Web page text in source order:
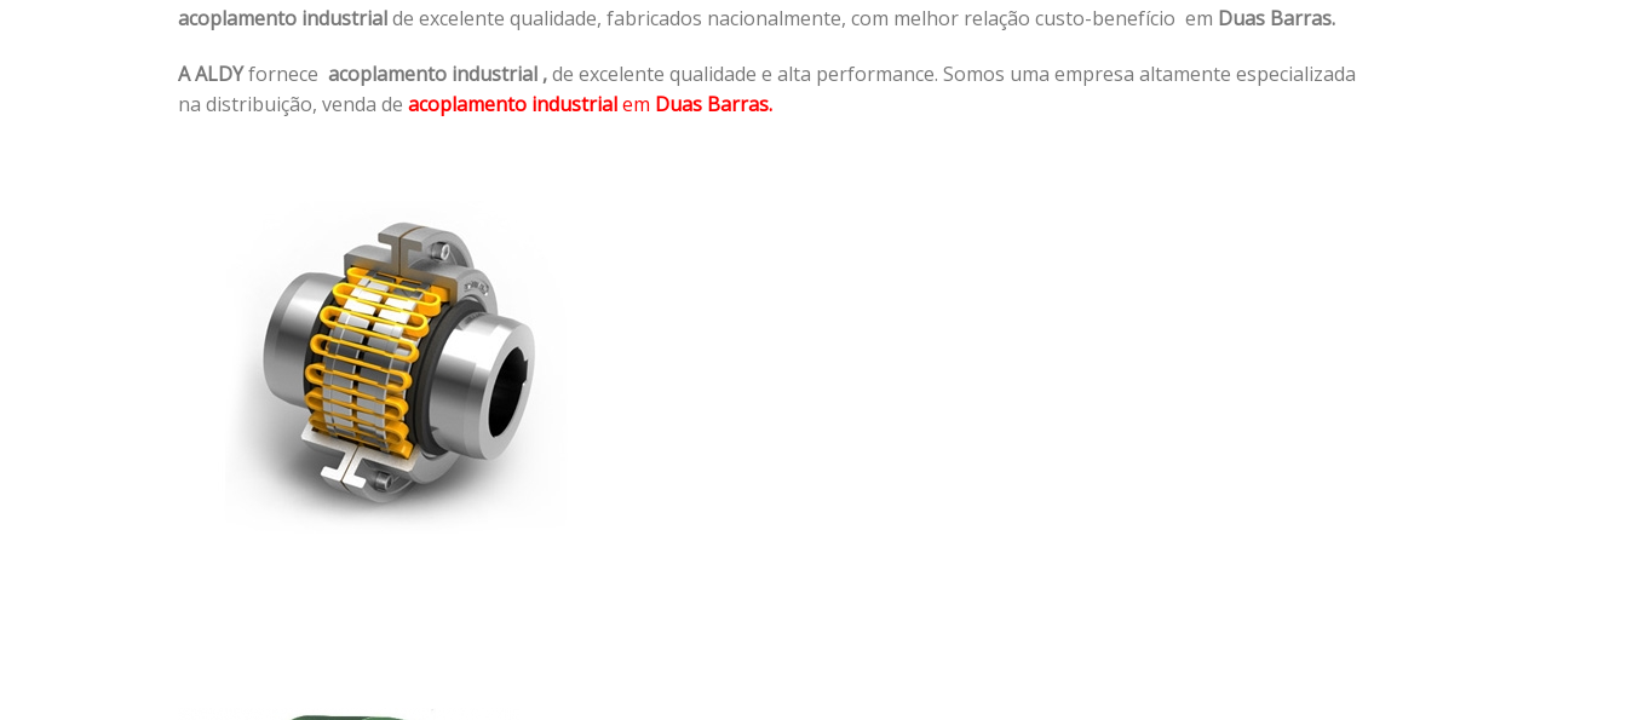
acoplamento industrialde excelente qualidade, fabricados nacionalmente, com melhor relação custo-benefício em Duas Barras.
A ALDYfornece acoplamento industrial ,de excelente qualidade e alta performance. Somos uma empresa altamente especializada
na distribuição, venda de acoplamento industrialem Duas Barras.